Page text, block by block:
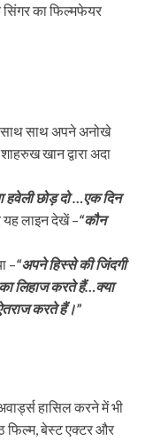
का फिल्मफेयर
साथ साथ अपने अनोखे
खान द्वारा अदा
हवेली छोड़ दो …एक दिन
यह लाइन देखें –“कौन
–“अपने हिस्से की जिंदगी
लिहाज करते हैं…क्या
करते हैं।”
हासिल करने में भी
फिल्म, बेस्ट एक्टर और